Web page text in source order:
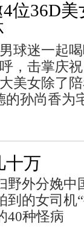
位36D
球迷一起
，击掌庆
美女除了
的孙尚香为
十万
野外分娩中
的女司机
40种怪病